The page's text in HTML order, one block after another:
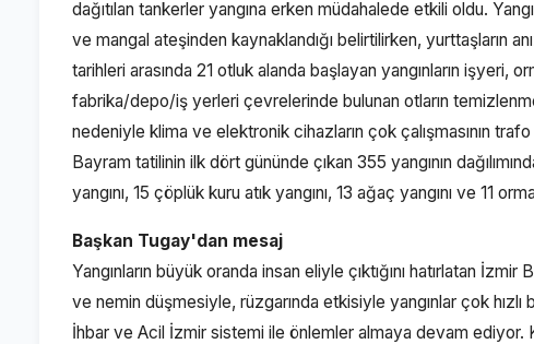
dağıtılan tankerler yangına erken müdahalede etkili oldu.
ve mangal ateşinden kaynaklandığı belirtilirken, yurttaşların
tarihleri arasında 21 otluk alanda başlayan yangınların işyeri,
fabrika/depo/iş yerleri çevrelerinde bulunan otların
nedeniyle klima ve elektronik cihazların çok çalışmasının
Bayram tatilinin ilk dört gününde çıkan 355 yangının
yangını, 15 çöplük kuru atık yangını, 13 ağaç yangını ve 11
Başkan Tugay'dan mesaj
Yangınların büyük oranda insan eliyle çıktığını hatırlatan
ve nemin düşmesiyle, rüzgarında etkisiyle yangınlar çok hızlı
İhbar ve Acil İzmir sistemi ile önlemler almaya devam ediyor.